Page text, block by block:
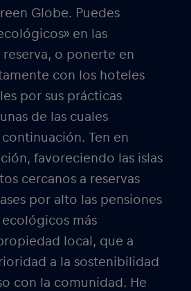
Globe. Puedes
en las
o ponerte en
con los hoteles
por sus prácticas
de las cuales
Ten en
favoreciendo las islas
cercanos a reservas
por alto las pensiones
más
local, que a
a la sostenibilidad
con la comunidad. He